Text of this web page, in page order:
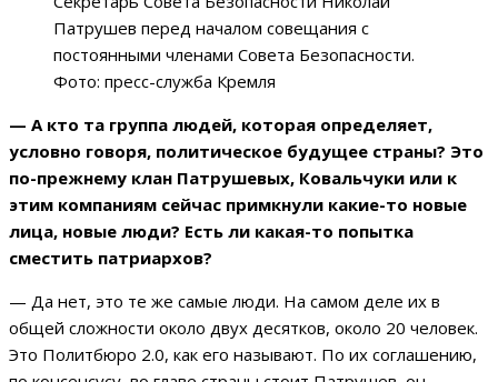
Патрушев перед началом совещания с
постоянными членами Совета Безопасности.
Фото: пресс-служба Кремля
— А кто та группа людей, которая определяет,
условно говоря, политическое будущее страны? Это
по-прежнему клан Патрушевых, Ковальчуки или к
этим компаниям сейчас примкнули какие-то новые
лица, новые люди? Есть ли какая-то попытка
сместить патриархов?
— Да нет, это те же самые люди. На самом деле их в
общей сложности около двух десятков, около 20 человек.
Это Политбюро 2.0, как его называют. По их соглашению,